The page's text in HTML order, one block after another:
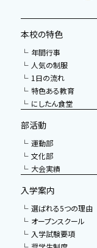
本校の特色
年間行事
人気の制服
1日の流れ
特色ある教育
にしたん食堂
部活動
運動部
文化部
大会実績
入学案内
選ばれる5つの理由
オープンスクール
入学試験要項